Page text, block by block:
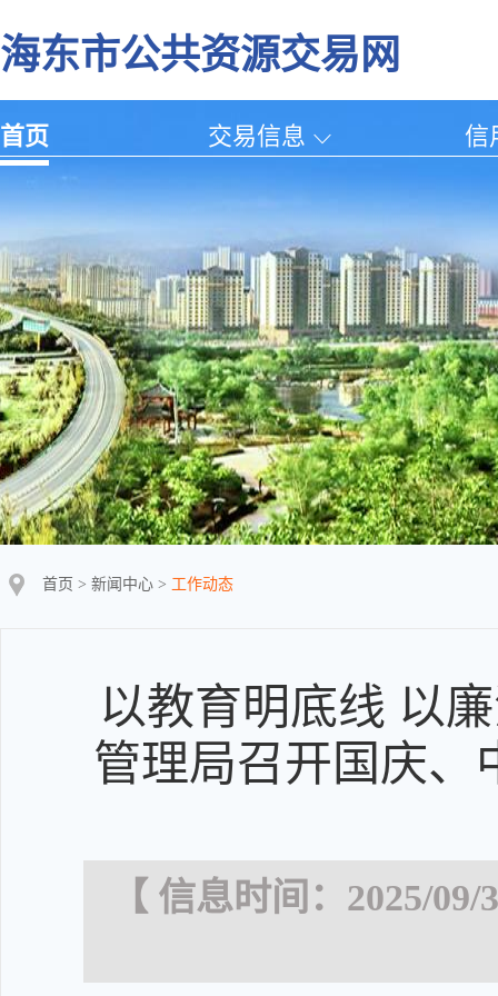
海东市公共资源交易网
首页 交易信息 信
首页 > 新闻中心 > 工作动态
以教育明底线 以
管理局召开国庆、
【 信息时间：2025/